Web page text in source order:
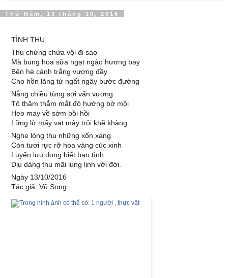
Thứ Năm, 13 tháng 10, 2016
TÌNH THU
Thu chừng chửa vội đi sao
Mà bung hoa sữa ngạt ngào hương bay
Bên hè cánh trắng vương đầy
Cho hồn lãng tử ngất ngây bước đường
Nắng chiều từng sợi vấn vương
Tô thăm thẳm mắt đỏ hường bờ môi
Heo may về sớm bồi hồi
Lững lờ mấy vạt mây trôi khẽ khàng
Nghe lòng thu những xốn xang
Còn tươi rực rỡ hoa vàng cúc xinh
Luyến lưu đọng biết bao tình
Dịu dàng thu mãi lung linh với đời.
Ngày 13/10/2016
Tác giả: Vũ Song